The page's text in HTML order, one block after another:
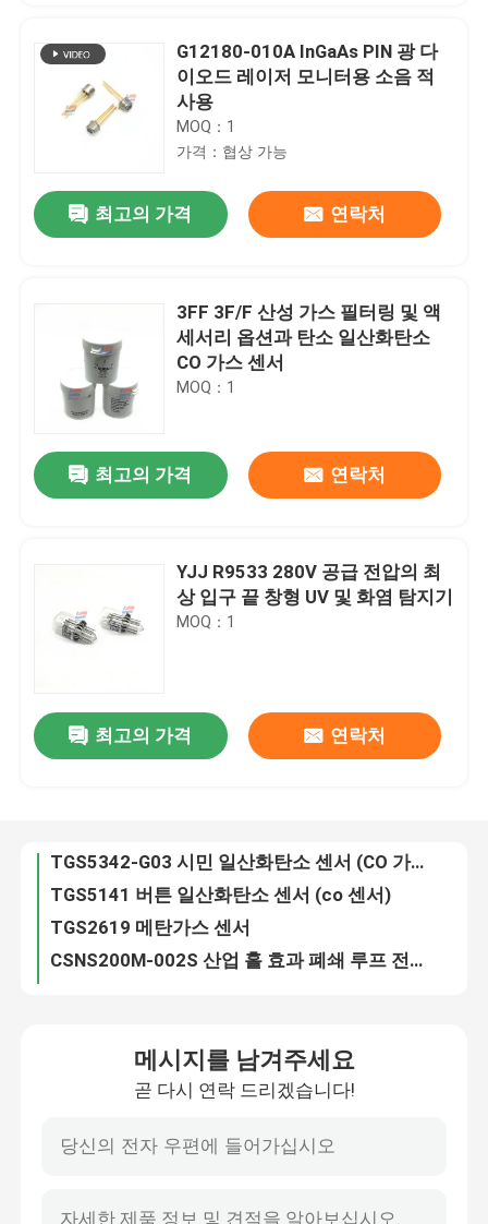
VR 쇼
공장 투어
품질 관리
사건
산소 가스 센서
G12180-010A InGaAs PIN 광 다
이오드 레이저 모니터용 소음 적
사용
MOQ：1
가격：협상 가능
최고의 가격 연락처
3FF 3F/F 산성 가스 필터링 및 액
세서리 옵션과 탄소 일산화탄소
CO 가스 센서
MOQ：1
최고의 가격 연락처
YJJ R9533 280V 공급 전압의 최
상 입구 끝 창형 UV 및 화염 탐지기
MOQ：1
최고의 가격 연락처
GS+4DT 전기 화학 듀얼 가스 (CO/H2S) 센서
CSNS200M-002S 산업 홀 효과 폐쇄 루프 전류 센서 100mA
TGS2600-B00 매연 센서 (스마트 홈 센서)
메시지를 남겨주세요
곧 다시 연락 드리겠습니다!